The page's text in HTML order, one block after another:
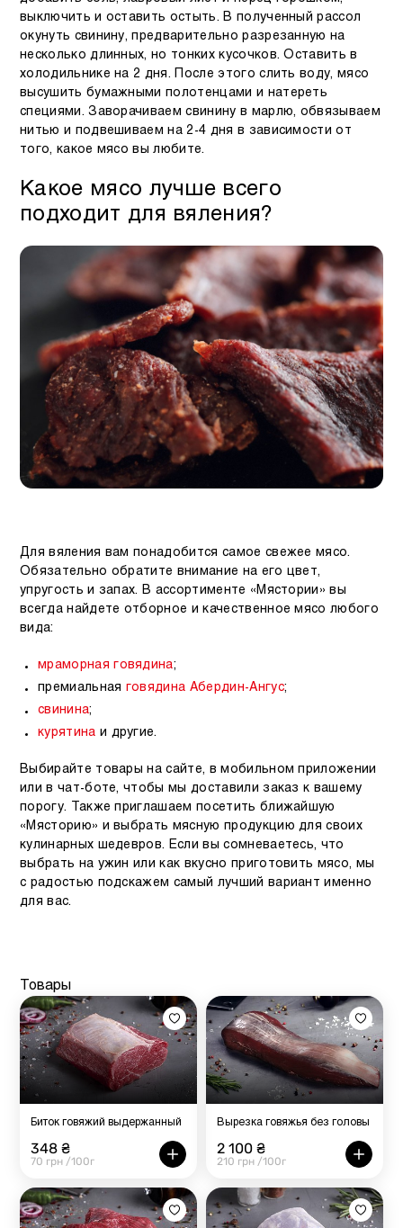
выключить и оставить остыть. В полученный рассол
окунуть свинину, предварительно разрезанную на
несколько длинных, но тонких кусочков. Оставить в
холодильнике на 2 дня. После этого слить воду, мясо
высушить бумажными полотенцами и натереть
специями. Заворачиваем свинину в марлю, обвязываем
нитью и подвешиваем на 2-4 дня в зависимости от
того, какое мясо вы любите.
Какое мясо лучше всего
подходит для вяления?
Для вяления вам понадобится самое свежее мясо.
Обязательно обратите внимание на его цвет,
упругость и запах. В ассортименте «Мястории» вы
всегда найдете отборное и качественное мясо любого
вида:
мраморная говядина;
премиальная говядина Абердин-Ангус;
свинина;
курятина и другие.
Выбирайте товары на сайте, в мобильном приложении
или в чат-боте, чтобы мы доставили заказ к вашему
порогу. Также приглашаем посетить ближайшую
«Мясторию» и выбрать мясную продукцию для своих
кулинарных шедевров. Если вы сомневаетесь, что
выбрать на ужин или как вкусно приготовить мясо, мы
с радостью подскажем самый лучший вариант именно
для вас.
Товары
Биток говяжий выдержанный
348 ₴
70 грн /100г
Вырезка говяжья без головы
2 100 ₴
210 грн /100г